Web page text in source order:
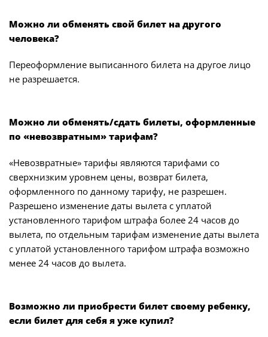
Можно ли обменять свой билет на другого
человека?
Переоформление выписанного билета на другое лицо
не разрешается.
Можно ли обменять/сдать билеты, оформленные
по «невозвратным» тарифам?
«Невозвратные» тарифы являются тарифами со
сверхнизким уровнем цены, возврат билета,
оформленного по данному тарифу, не разрешен.
Разрешено изменение даты вылета с уплатой
установленного тарифом штрафа более 24 часов до
вылета, по отдельным тарифам изменение даты вылета
с уплатой установленного тарифом штрафа возможно
менее 24 часов до вылета.
Возможно ли приобрести билет своему ребенку,
если билет для себя я уже купил?